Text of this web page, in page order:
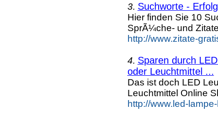
3. Suchworte -
Hier finden Sie 10
SprÃ¼che- und
http://www.zitate-
4. Sparen durch
oder Leuchtmittel ...
Das ist doch LED
Leuchtmittel Online
http://www.led-